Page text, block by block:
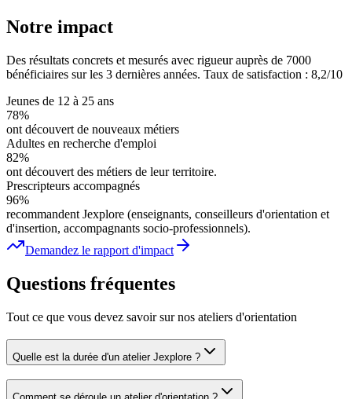
Notre impact
Des résultats concrets et mesurés avec rigueur auprès de 7000
bénéficiaires sur les 3 dernières années. Taux de satisfaction : 8,2/10
Jeunes de 12 à 25 ans
78%
ont découvert de nouveaux métiers
Adultes en recherche d'emploi
82%
ont découvert des métiers de leur territoire.
Prescripteurs accompagnés
96%
recommandent Jexplore (enseignants, conseilleurs d'orientation et
d'insertion, accompagnants socio-professionnels).
Demandez le rapport d'impact
Questions fréquentes
Tout ce que vous devez savoir sur nos ateliers d'orientation
Quelle est la durée d'un atelier Jexplore ?